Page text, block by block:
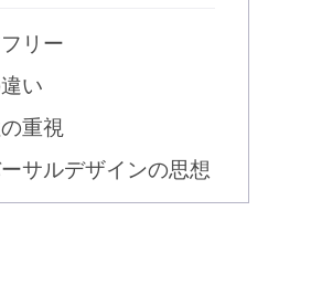
リー
い
重視
サルデザインの思想